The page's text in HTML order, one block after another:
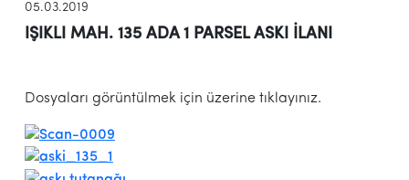
05.03.2019
IŞIKLI MAH. 135 ADA 1 PARSEL ASKI İLANI
Dosyaları görüntülmek için üzerine tıklayınız.